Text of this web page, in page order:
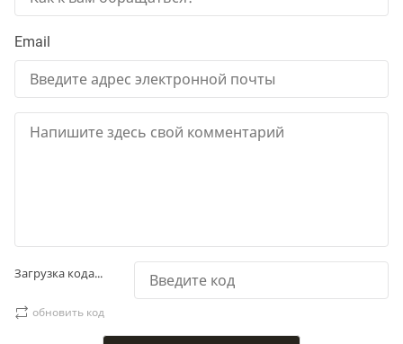
Email
Загрузка кода...
обновить код